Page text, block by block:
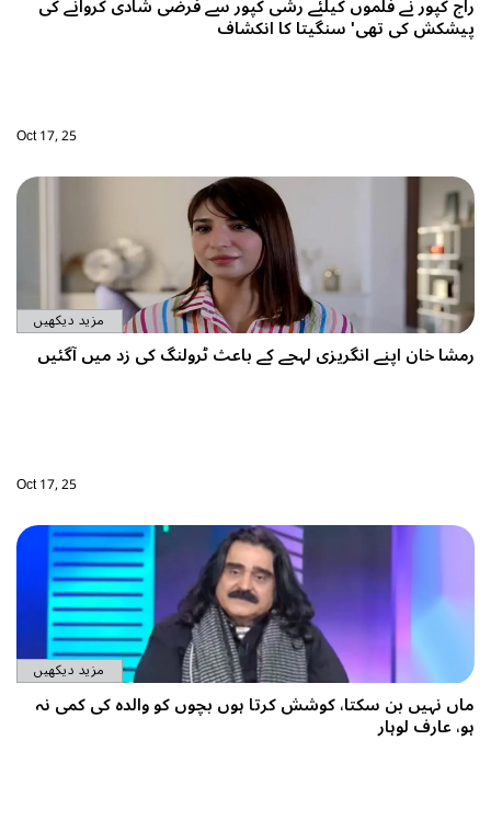
پیشکش کی تھی' سنگیتا کا انکشاف
Oct 17, 25
مزید دیکھیں
رمشا خان اپنے انگریزی لہجے کے باعث ٹرولنگ کی زد میں آگئیں
Oct 17, 25
مزید دیکھیں
ماں نہیں بن سکتا، کوشش کرتا ہوں بچوں کو والدہ کی کمی نہ
ہو، عارف لوہار